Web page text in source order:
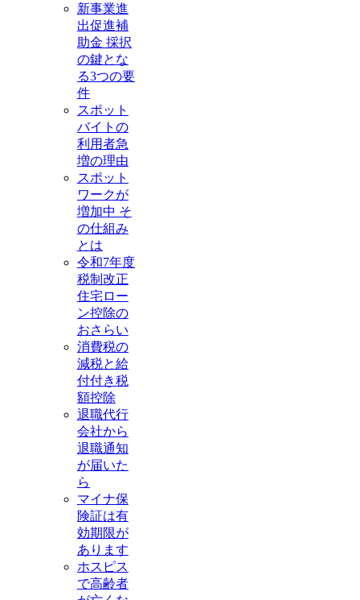
新事業進
出促進補
助金 採択
の鍵とな
る3つの要
件
スポット
バイトの
利用者急
増の理由
スポット
ワークが
増加中 そ
の仕組み
とは
令和7年度
税制改正
住宅ロー
ン控除の
おさらい
消費税の
減税と給
付付き税
額控除
退職代行
会社から
退職通知
が届いた
ら
マイナ保
険証は有
効期限が
あります
ホスピス
で高齢者